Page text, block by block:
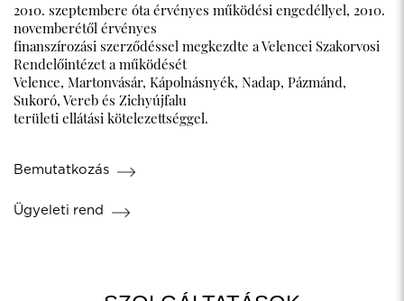
2010. szeptembere óta érvényes működési engedéllyel, 2010.
novemberétől érvényes
finanszírozási szerződéssel megkezdte a Velencei Szakorvosi
Rendelőintézet a működését
Velence, Martonvásár, Kápolnásnyék, Nadap, Pázmánd,
Sukoró, Vereb és Zichyújfalu
területi ellátási kötelezettséggel.
Bemutatkozás
Ügyeleti rend